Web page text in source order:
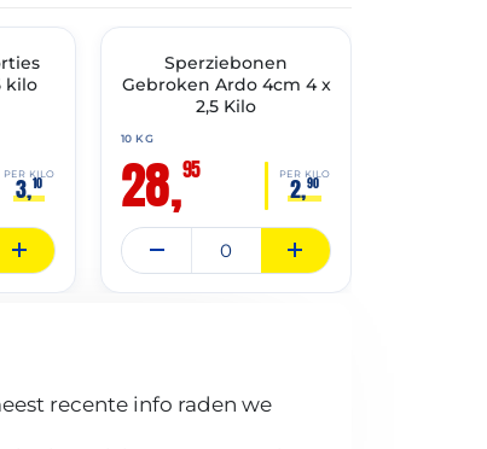
kilo
PER KILO
3,10
✓ VAST ASSORTIMENT
Sperziebonen
Gebroken Ardo 4cm 4 x
2,5 Kilo
10 KG
28,95 PER KILO
2,90
recente info raden we